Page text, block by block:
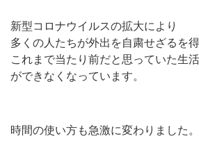
新型コロナウイルスの拡大により
多くの人たちが外出を自粛せざるを得
これまで当たり前だと思っていた生活
ができなくなっています。
時間の使い方も急激に変わりました。